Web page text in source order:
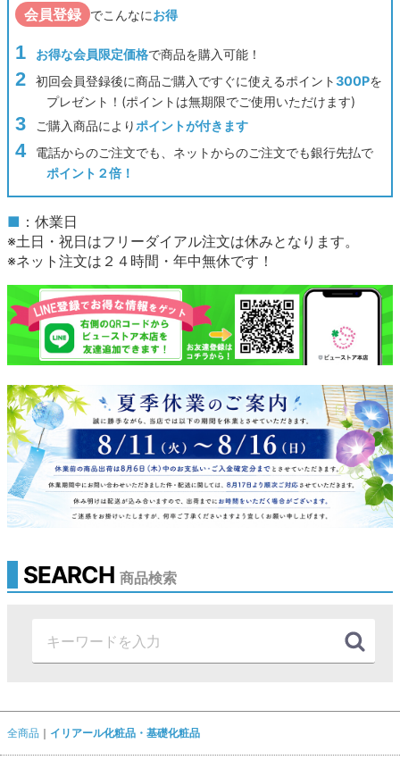
会員登録 でこんなにお得
お得な会員限定価格で商品を購入可能！
初回会員登録後に商品ご購入ですぐに使えるポイント300Pを
プレゼント！(ポイントは無期限でご使用いただけます)
ご購入商品によりポイントが付きます
電話からのご注文でも、ネットからのご注文でも銀行先払で
ポイント２倍！
■ ：休業日
※土日・祝日はフリーダイアル注文は休みとなります。
※ネット注文は２４時間・年中無休です！
SEARCH 商品検索
全商品 イリアール化粧品・基礎化粧品